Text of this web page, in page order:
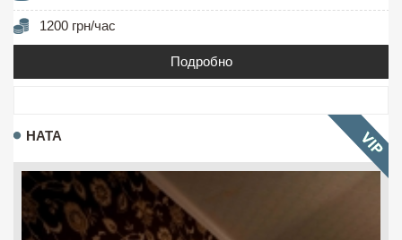
1200 грн/час
Подробно
НАТА